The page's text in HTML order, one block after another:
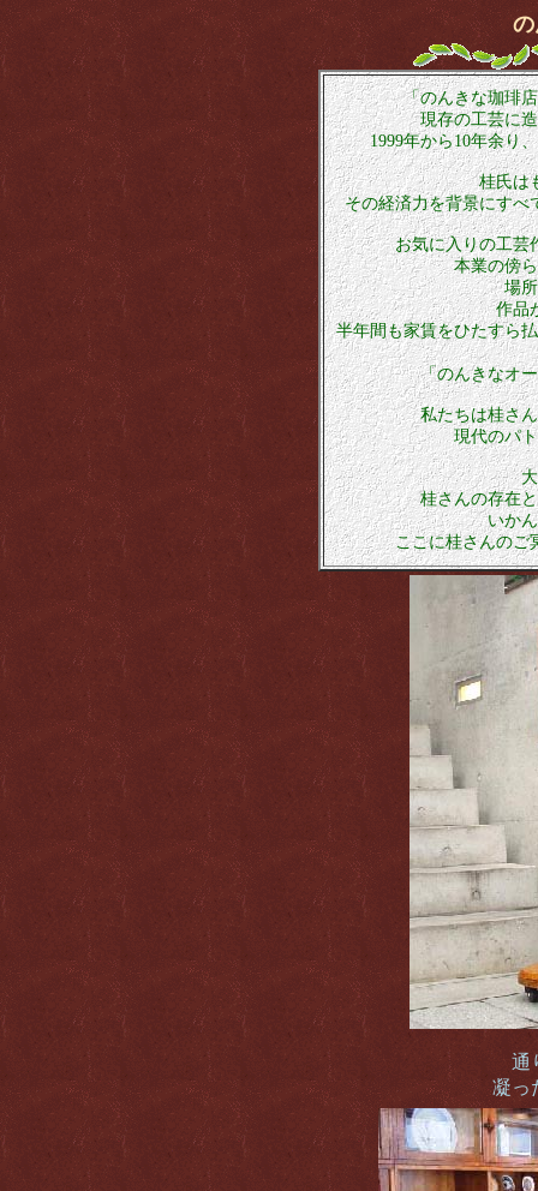
「のんきな珈琲
現存の工芸に
1999年から10年余り
桂氏は
その経済力を背景にすべ
お気に入りの工芸
本業の傍
場
作品
半年間も家賃をひたすら
「のんきなオ
私たちは桂さ
現代のパ
桂さんの存在
いか
ここに桂さんのご
通
凝っ